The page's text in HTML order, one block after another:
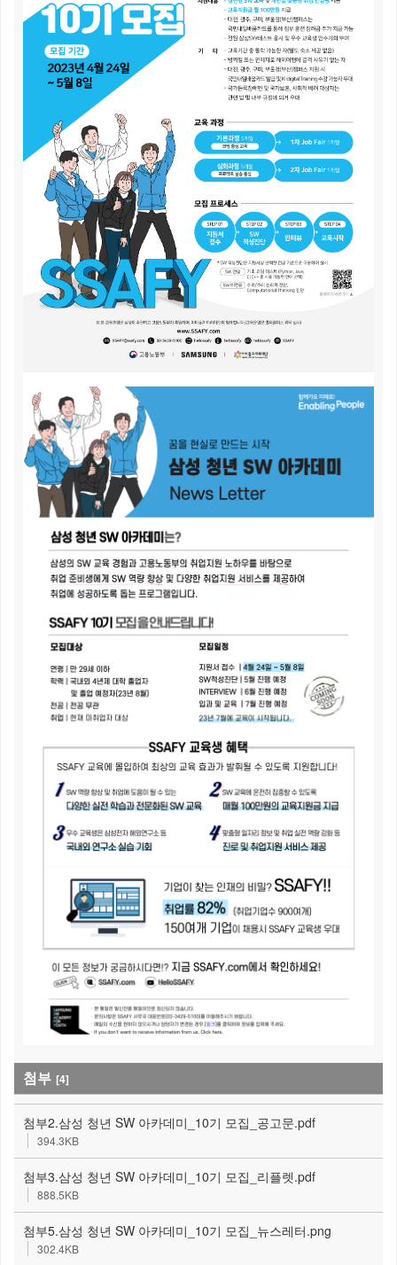
첨부 [4]
첨부2.삼성 청년 SW 아카데미_10기 모집_공고문.pdf
394.3KB
첨부3.삼성 청년 SW 아카데미_10기 모집_리플렛.pdf
888.5KB
첨부5.삼성 청년 SW 아카데미_10기 모집_뉴스레터.png
302.4KB